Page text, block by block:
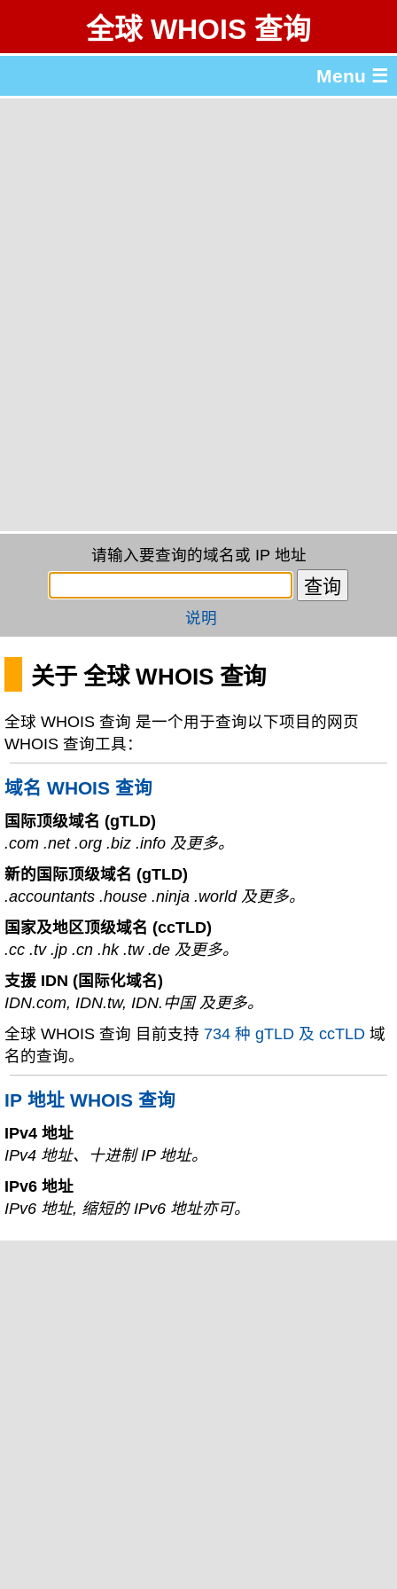
全球 WHOIS 查询
Menu ☰
请输入要查询的域名或 IP 地址
说明
关于 全球 WHOIS 查询
全球 WHOIS 查询 是一个用于查询以下项目的网页
WHOIS 查询工具：
域名 WHOIS 查询
国际顶级域名 (gTLD)
.com .net .org .biz .info 及更多。
新的国际顶级域名 (gTLD)
.accountants .house .ninja .world 及更多。
国家及地区顶级域名 (ccTLD)
.cc .tv .jp .cn .hk .tw .de 及更多。
支援 IDN (国际化域名)
IDN.com, IDN.tw, IDN.中国 及更多。
全球 WHOIS 查询 目前支持 734 种 gTLD 及 ccTLD 域
名的查询。
IP 地址 WHOIS 查询
IPv4 地址
IPv4 地址、十进制 IP 地址。
IPv6 地址
IPv6 地址, 缩短的 IPv6 地址亦可。